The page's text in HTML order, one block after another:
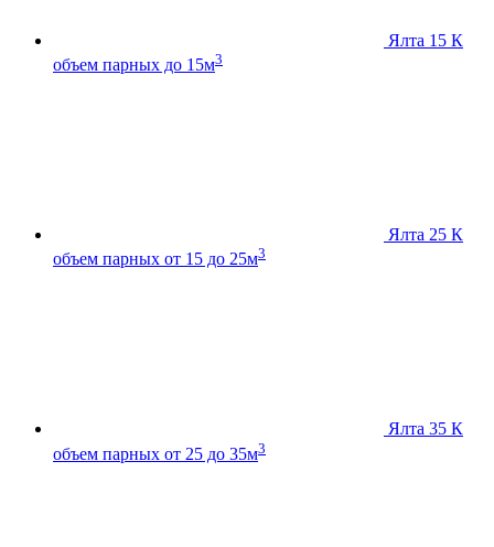
Ялта 15 К
объем парных до 15м3
Ялта 25 К
объем парных от 15 до 25м3
Ялта 35 К
объем парных от 25 до 35м3